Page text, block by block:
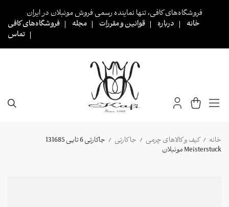
فروشگاه‌های کافی، تنها نماینده رسمی فروش مونبلان در ایران
خانه
درباره قوانین و مقررات مجله
فروشگاه‌های کافی
تماس
خانه / کیف و کالاهای چرمی / جا کارتی /
جاکارتی 6 تایی 131685
Meisterstuck مونبلان